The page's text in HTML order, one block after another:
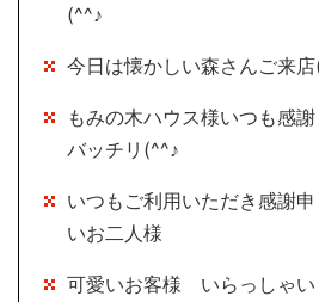
(^^♪
今日は懐かしい森さんご来
もみの木ハウス様いつも感
バッチリ(^^♪
いつもご利用いただき感謝
いお二人様
可愛いお客様 いらっしゃい